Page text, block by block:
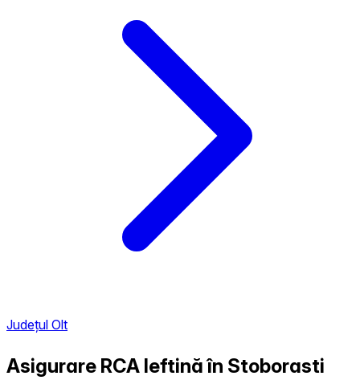
Județul Olt
Asigurare RCA Ieftină în Stoborasti